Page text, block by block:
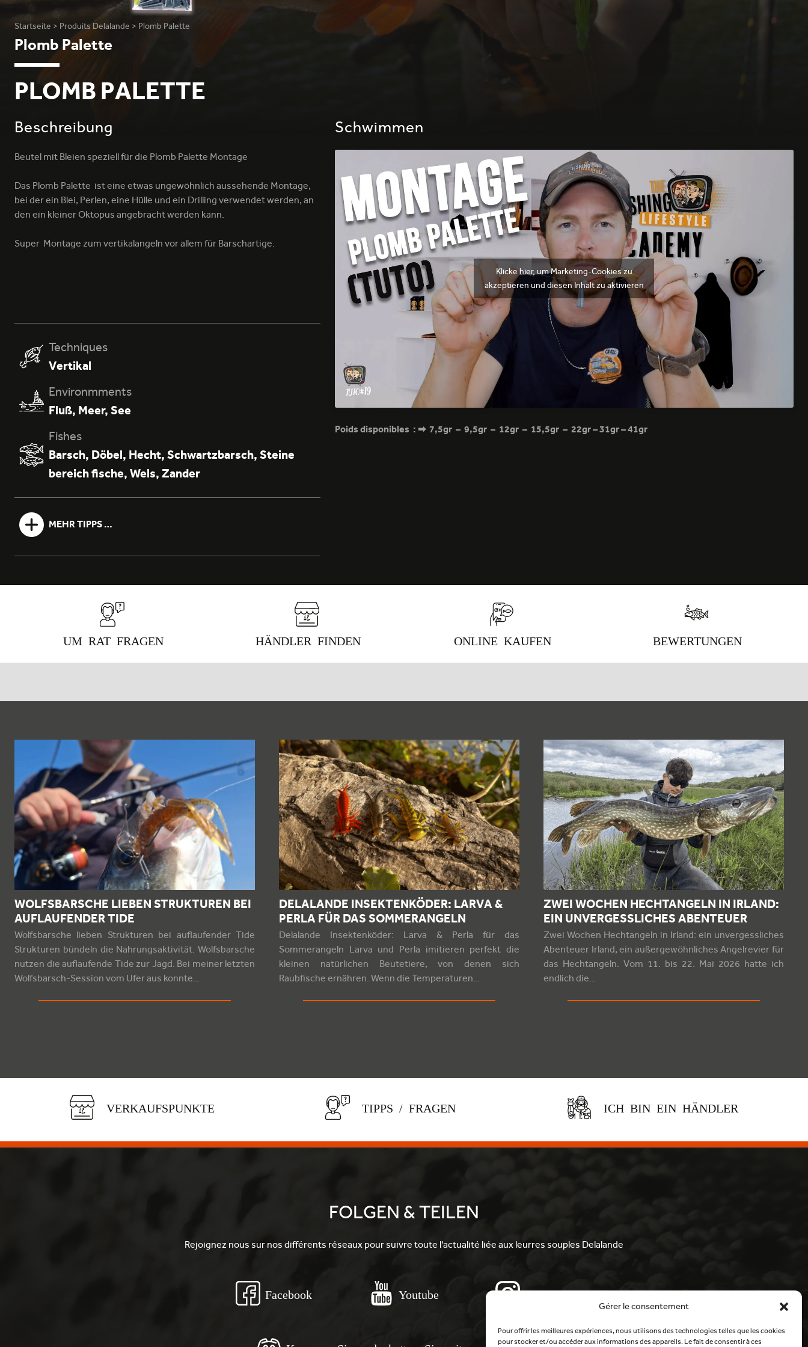
Gérer le consentement
Pour offrir les meilleures expériences, nous utilisons des technologies telles que les cookies
pour stocker et/ou accéder aux informations des appareils. Le fait de consentir à ces
Startseite > Produits Delalande > Plomb Palette
Plomb Palette
PLOMB PALETTE
Beschreibung
Beutel mit Bleien speziell für die Plomb Palette Montage
Das Plomb Palette ist eine etwas ungewöhnlich aussehende Montage,
bei der ein Blei, Perlen, eine Hülle und ein Drilling verwendet werden, an
den ein kleiner Oktopus angebracht werden kann.
Super Montage zum vertikalangeln vor allem für Barschartige.
Techniques
Vertikal
Environmments
Fluß, Meer, See
Fishes
Barsch, Döbel, Hecht, Schwartzbarsch, Steine
bereich fische, Wels, Zander
MEHR TIPPS …
Schwimmen
Klicke hier, um Marketing-Cookies zu
akzeptieren und diesen Inhalt zu aktivieren
Poids disponibles : ➡ 7,5gr – 9,5gr – 12gr – 15,5gr – 22gr – 31gr – 41gr
UM RAT FRAGEN HÄNDLER FINDEN ONLINE KAUFEN BEWERTUNGEN
WOLFSBARSCHE LIEBEN STRUKTUREN BEI
AUFLAUFENDER TIDE
Wolfsbarsche lieben Strukturen bei auflaufender Tide
Strukturen bündeln die Nahrungsaktivität. Wolfsbarsche
nutzen die auflaufende Tide zur Jagd. Bei meiner letzten
Wolfsbarsch-Session vom Ufer aus konnte…
DELALANDE INSEKTENKÖDER: LARVA &
PERLA FÜR DAS SOMMERANGELN
Delalande Insektenköder: Larva & Perla für das
Sommerangeln Larva und Perla imitieren perfekt die
kleinen natürlichen Beutetiere, von denen sich
Raubfische ernähren. Wenn die Temperaturen…
ZWEI WOCHEN HECHTANGELN IN IRLAND:
EIN UNVERGESSLICHES ABENTEUER
Zwei Wochen Hechtangeln in Irland: ein unvergessliches
Abenteuer Irland, ein außergewöhnliches Angelrevier für
das Hechtangeln. Vom 11. bis 22. Mai 2026 hatte ich
endlich die…
VERKAUFSPUNKTE TIPPS / FRAGEN ICH BIN EIN HÄNDLER
FOLGEN & TEILEN
Rejoignez nous sur nos différents réseaux pour suivre toute l'actualité liée aux leurres souples Delalande
Facebook Youtube Instagram